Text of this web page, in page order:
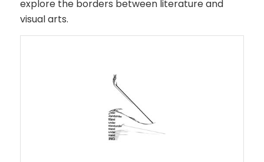
explore the borders between literature and
visual arts.